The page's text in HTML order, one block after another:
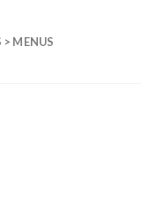
MENUS